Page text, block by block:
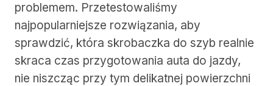
problemem. Przetestowaliśmy
najpopularniejsze rozwiązania, aby
sprawdzić, która skrobaczka do szyb realnie
skraca czas przygotowania auta do jazdy,
nie niszcząc przy tym delikatnej powierzchni